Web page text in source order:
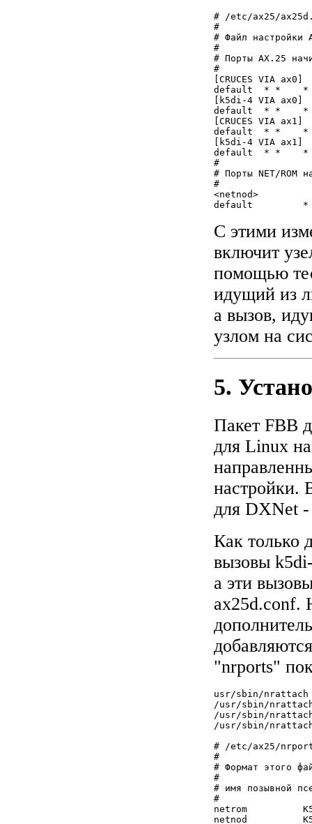
# /etc/ax25/
#
# Файл настройки
#
# Порты AX.25
#
[CRUCES VIA ax0]
default	 * *    *   *   *    0 - root	/usr/sbin/node	node
[k5di-4 VIA ax0]
default	 * *    *   *   *    0 - root	/usr/sbin/node	node
[CRUCES VIA ax1]
default	 * *    *   *   *    0 - root	/usr/sbin/node	node
[k5di-4 VIA ax1]
default	 * *    *   *   *     0 - root	/usr/sbin/node	node
#
# Порты NET/ROM
#
<netnod>
С этими
включит
помощью
идущий из
а вызов,
узлом на
5.
Пакет FBB
для Linux
настройки.
для DXNet
Как только
вызовы
а эти
ax25d.conf.
"nrports"
usr/sbin/
/usr/sbin/
/usr/sbin/
/usr/sbin/
# /etc/ax25/
#
# Формат этого
#
# имя позывной
#
netrom
netnod